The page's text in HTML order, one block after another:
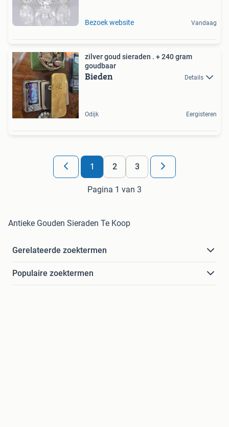
Bezoek website Vandaag
zilver goud sieraden . + 240 gram
goudbaar
Bieden Details
Odijk Eergisteren
1 2 3
Pagina 1 van 3
Antieke Gouden Sieraden Te Koop
Gerelateerde zoektermen
Populaire zoektermen